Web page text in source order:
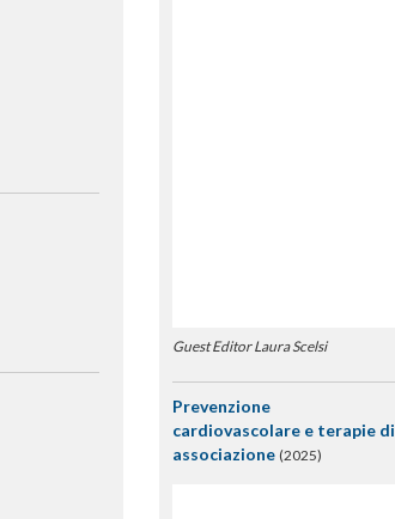
Guest Editor Laura Scelsi
Prevenzione
cardiovascolare e terapie di
associazione (2025)